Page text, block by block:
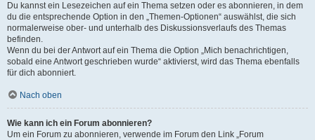
Du kannst ein Lesezeichen auf ein Thema setzen oder es abonnieren, in dem
du die entsprechende Option in den „Themen-Optionen“ auswählst, die sich
normalerweise ober- und unterhalb des Diskussionsverlaufs des Themas
befinden.
Wenn du bei der Antwort auf ein Thema die Option „Mich benachrichtigen,
sobald eine Antwort geschrieben wurde“ aktivierst, wird das Thema ebenfalls
für dich abonniert.
Nach oben
Wie kann ich ein Forum abonnieren?
Um ein Forum zu abonnieren, verwende im Forum den Link „Forum